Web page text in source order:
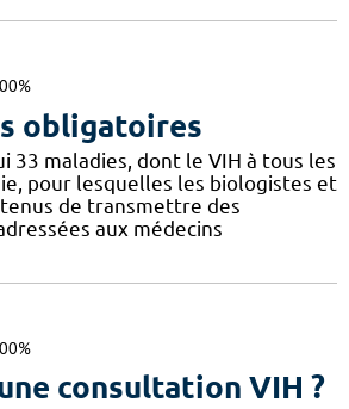
obligatoires
33 maladies, dont le VIH à tous les
pour lesquelles les biologistes et
de transmettre des
aux médecins
consultation VIH ?